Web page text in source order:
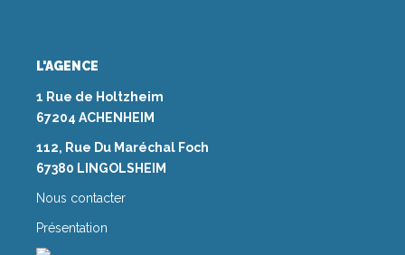
L'AGENCE
1 Rue de Holtzheim
67204 ACHENHEIM
112, Rue Du Maréchal Foch
67380 LINGOLSHEIM
Nous contacter
Présentation